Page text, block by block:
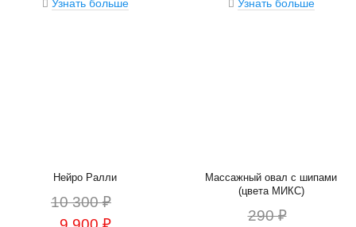
Узнать больше Узнать больше
Нейро Ралли
10 300 ₽
Массажный овал с шипами
(цвета МИКС)
290 ₽